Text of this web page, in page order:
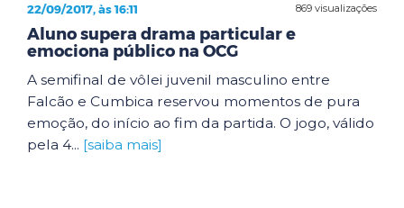
869 visualizações
22/09/2017, às 16:11
Aluno supera drama particular e
emociona público na OCG
A semifinal de vôlei juvenil masculino entre
Falcão e Cumbica reservou momentos de pura
emoção, do início ao fim da partida. O jogo, válido
pela 4... [saiba mais]